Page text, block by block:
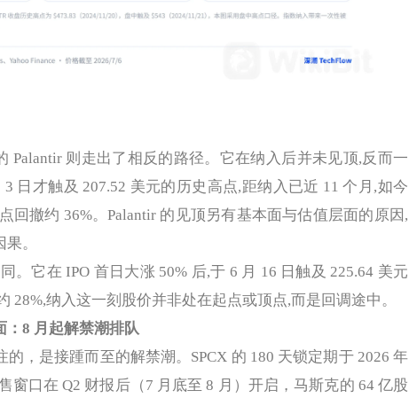
则走出了相反的路径。它在纳入后并未见顶,反而一
3 日才触及 207.52 美元的历史高点,距纳入已近 11 个月,如今
回撤约 36%。Palantir 的见顶另有基本面与估值层面的原因,
。
它在 IPO 首日大涨 50% 后,于 6 月 16 日触及 225.64 美元
28%,纳入这一刻股价并非处在起点或顶点,而是回调途中。
8 月起解禁潮排队
是接踵而至的解禁潮。SPCX 的 180 天锁定期于 2026 年
窗口在 Q2 财报后（7 月底至 8 月）开启，马斯克的 64 亿股